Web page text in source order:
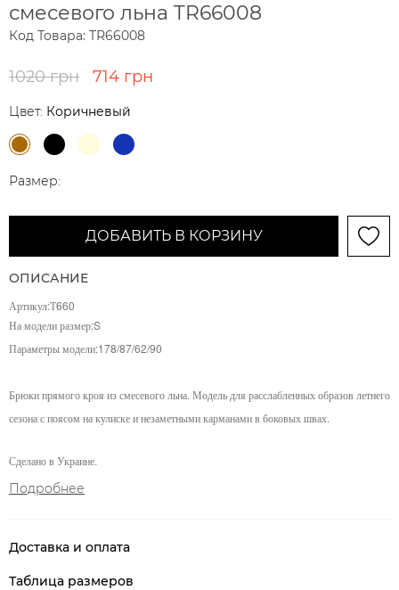
смесевого льна TR66008
Код Товара: TR66008
1020 грн 714 грн
Цвет: Коричневый
Размер:
ДОБАВИТЬ В КОРЗИНУ
ОПИСАНИЕ
Артикул:Т660
На модели размер:S
Параметры модели:178/87/62/90
Брюки прямого кроя из смесевого льна. Модель для расслабленных образов летнего
сезона с поясом на кулиске и незаметными карманами в боковых швах.
Сделано в Украине.
Подробнее
Доставка и оплата
Таблица размеров